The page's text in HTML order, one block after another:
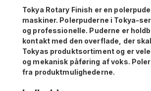
Tokya Rotary Finish er en
maskiner. Polerpuderne i Tokya-
og professionelle. Puderne er
kontakt med den overflade, der
Tokyas produktsortiment og er
og mekanisk påføring af voks.
fra produktmulighederne.